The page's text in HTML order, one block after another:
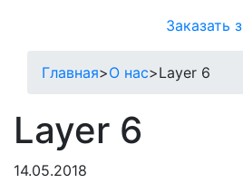
Заказать
Главная>О нас>Layer 6
Layer 6
14.05.2018